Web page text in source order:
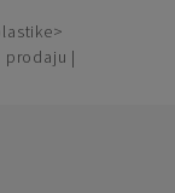
prodaju |